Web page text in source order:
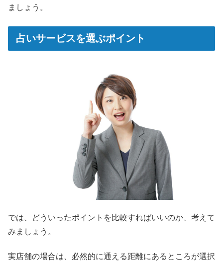
ましょう。
占いサービスを選ぶポイント
では、どういったポイントを比較すればいいのか、考えて
みましょう。
実店舗の場合は、必然的に通える距離にあるところが選択